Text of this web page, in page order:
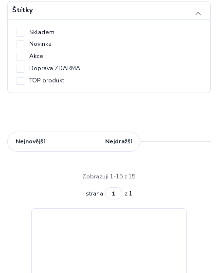
Štítky
Skladem
Novinka
Akce
Doprava ZDARMA
TOP produkt
Nejnovější Nejdražší
Zobrazuji 1-15 z 15
strana z 1